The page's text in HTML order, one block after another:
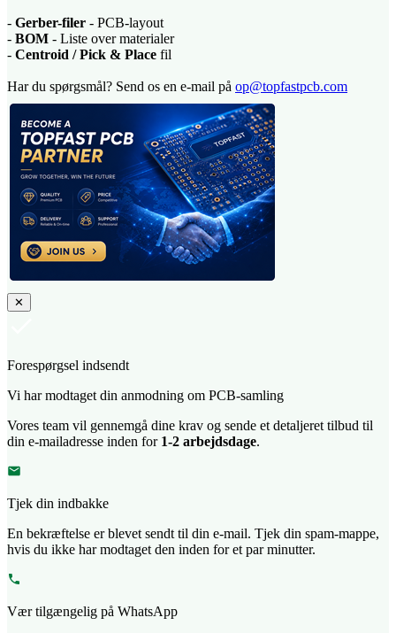
- Gerber-filer - PCB-layout
- BOM - Liste over materialer
- Centroid / Pick & Place fil
Har du spørgsmål? Send os en e-mail på op@topfastpcb.com
✕
Forespørgsel indsendt
Vi har modtaget din anmodning om PCB-samling
Vores team vil gennemgå dine krav og sende et detaljeret tilbud til
din e-mailadresse inden for 1-2 arbejdsdage.
Tjek din indbakke
En bekræftelse er blevet sendt til din e-mail. Tjek din spam-mappe,
hvis du ikke har modtaget den inden for et par minutter.
Vær tilgængelig på WhatsApp